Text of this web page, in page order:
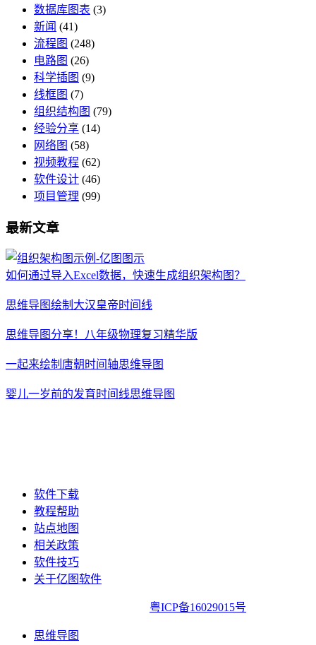
数据库图表 (3)
新闻 (41)
流程图 (248)
电路图 (26)
科学插图 (9)
线框图 (7)
组织结构图 (79)
经验分享 (14)
网络图 (58)
视频教程 (62)
软件设计 (46)
项目管理 (99)
最新文章
如何通过导入Excel数据，快速生成组织架构图？
思维导图绘制大汉皇帝时间线
思维导图分享！八年级物理复习精华版
一起来绘制唐朝时间轴思维导图
婴儿一岁前的发育时间线思维导图
软件下载
教程帮助
站点地图
相关政策
软件技巧
关于亿图软件
粤ICP备16029015号
思维导图